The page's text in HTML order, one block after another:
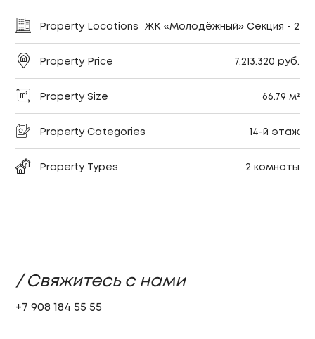
Property Locations ЖК «Молодёжный» Секция - 2
Property Price 7.213.320 руб.
Property Size 66.79 м²
Property Categories 14-й этаж
Property Types 2 комнаты
/ Свяжитесь с нами
+7 908 184 55 55